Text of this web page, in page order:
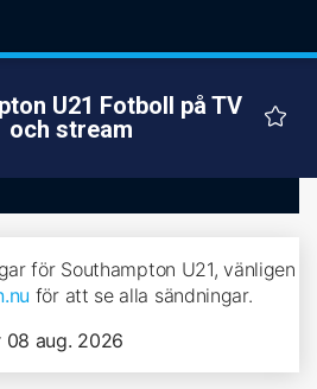
U21 Fotboll på TV
och stream
för Southampton U21, vänligen
för att se alla sändningar.
08 aug. 2026